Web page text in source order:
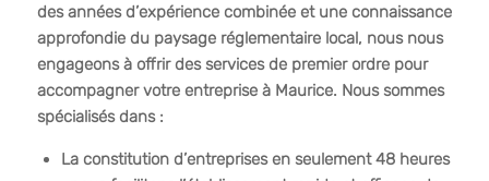
des années d’expérience combinée et une connaissance
approfondie du paysage réglementaire local, nous nous
engageons à offrir des services de premier ordre pour
accompagner votre entreprise à Maurice. Nous sommes
spécialisés dans :
La constitution d’entreprises en seulement 48 heures